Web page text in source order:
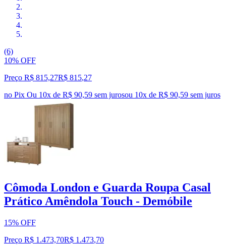
(6)
10% OFF
Preço R$ 815,27R$ 815,27
no Pix Ou 10x de R$ 90,59 sem jurosou 10x de R$ 90,59 sem juros
Cômoda London e Guarda Roupa Casal
Prático Amêndola Touch - Demóbile
15% OFF
Preço R$ 1.473,70R$ 1.473,70